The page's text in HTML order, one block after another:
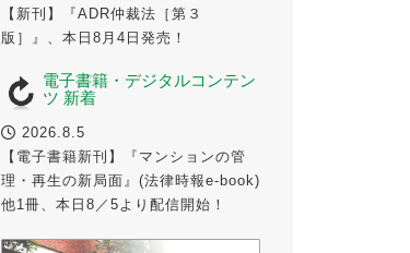
【新刊】『ADR仲裁法［第３
版］』、本日8月4日発売！
電子書籍・デジタルコンテン
ツ 新着
2026.8.5
【電子書籍新刊】『マンションの管
理・再生の新局面』(法律時報e-book)
他1冊、本日8／5より配信開始！